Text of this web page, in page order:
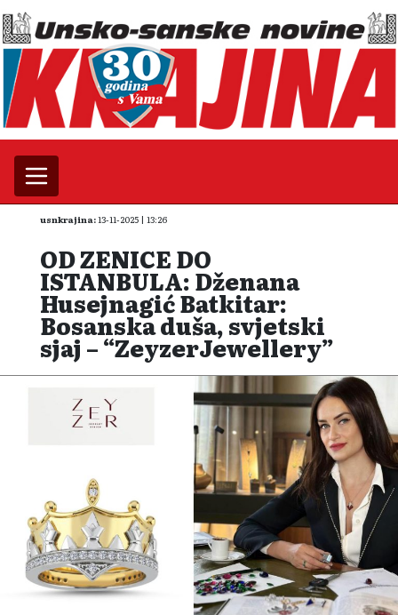
usnkrajina:13-11-2025 | 13:26
OD ZENICE DO
ISTANBULA: Dženana
Husejnagić Batkitar:
Bosanska duša, svjetski
sjaj – “ZeyzerJewellery”